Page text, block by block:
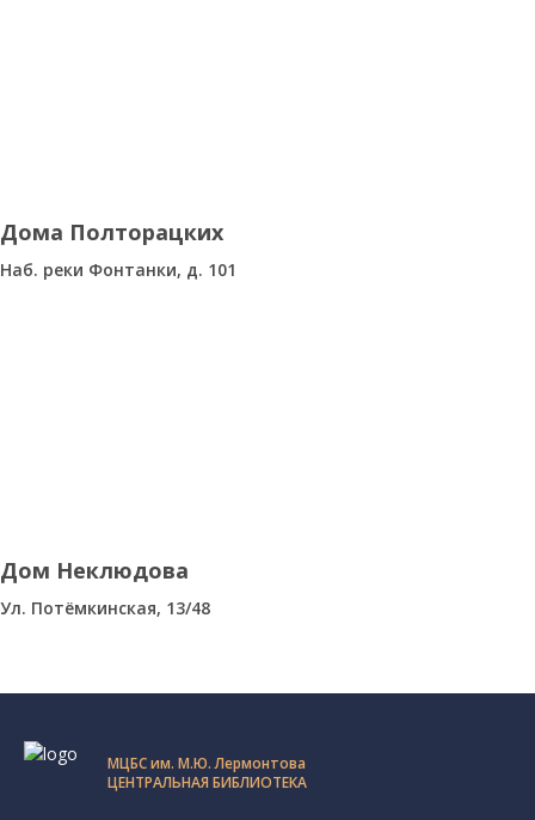
Дома Полторацких
Наб. реки Фонтанки, д. 101
Дом Неклюдова
Ул. Потёмкинская, 13/48
МЦБС им. М.Ю. Лермонтова
ЦЕНТРАЛЬНАЯ БИБЛИОТЕКА